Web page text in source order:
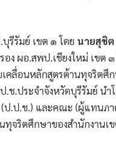
รีรัมย์ เขต ๑ โดย นายสุชิ
รอง ผอ.สพป.เชียงใหม่ เขต
เคลื่อนหลักสูตรต้านทุจริต
ช.ประจำจังหวัดบุรีรัมย์ นำ
.ป.ช.) และคณะ (ผู้แทนภา
ทุจริตศึกษาของสำนักงาน